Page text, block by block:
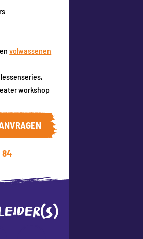
envolwassenen
lessenseries,
workshop
84